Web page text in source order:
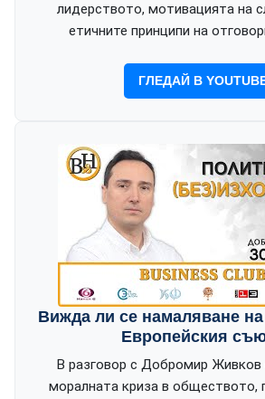
лидерството, мотивацията на
етичните принципи на
ГЛЕДАЙ В
Вижда ли се намаляване
Европейския
В разговор с Добромир Живков
моралната криза в обществото,